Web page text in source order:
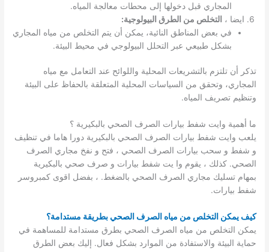
المجاري قبل دخولها إلى محطات معالجة المياه.
ايضا ، التخلص من الطرق البيولوجية:
في بعض المناطق النائية، يمكن أن يتم التخلص من مياه المجاري
بشكل طبيعي عبر التحلل البيولوجي في محيط البيئة.
تذكر أن تلتزم بالتشريعات المحلية واللوائح عند التعامل مع مياه
المجاري، وتحقق من السياسات المحلية المتعلقة بالحفاظ على البيئة
وتنظيم تصريف المياه.
ما أهمية وايت شفط بيارات الصرف الصحي بالبكيرية ؟
يلعب وايت شفط بيارات الصرف الصحي بالبكيرية دورا هاما في تنظيف
و شفط و سحب بيارات الصرف الصحي ، فتح و نفخ مجاري الصرف
الصحي. كذلك ، يقوم وا يت شفط بيارات و صرف صحي بالبكيرية
بمهام تسليك مجاري الصرف الصحي بالضغط. ، بفضل اقوى كمبروسر
شفط بيارات.
كيف يمكن التخلص من مياه الصرف الصحي بطريقة مستدامة؟
يمكن التخلص من مياه الصرف الصحي بطرق مستدامة للمساهمة في
حماية البيئة والاستفادة من الموارد بشكل فعال. إليك بعض الطرق